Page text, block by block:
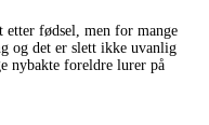
etter fødsel, men for mange
og det er slett ikke uvanlig
nybakte foreldre lurer på